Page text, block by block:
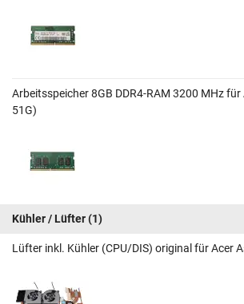
Arbeitsspeicher 8GB DDR4-RAM 3200 MHz
51G)
Kühler / Lüfter(1)
Lüfter inkl. Kühler (CPU/DIS) original für Acer